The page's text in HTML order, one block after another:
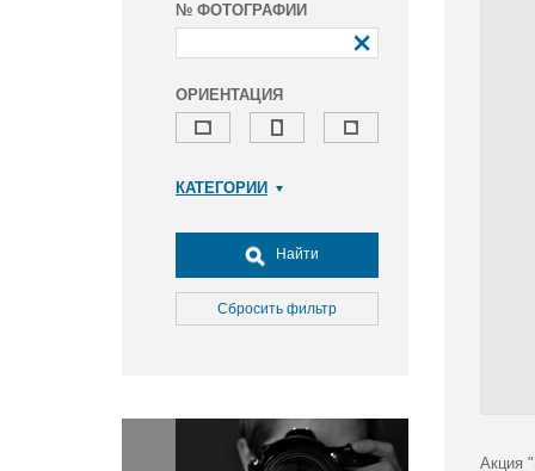
№ ФОТОГРАФИИ
ОРИЕНТАЦИЯ
КАТЕГОРИИ
Досуг, туризм и отдых
Культура
Медицина
Окружающая среда
Политика
Найти
Сбросить фильтр
Акция